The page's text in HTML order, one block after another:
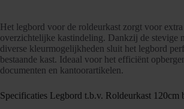
Het legbord voor de roldeurkast zorgt voor
overzichtelijke kastindeling. Dankzij de stevige
diverse kleurmogelijkheden sluit het legbord
bestaande kast. Ideaal voor het efficiënt
documenten en kantoorartikelen.
Specificaties Legbord t.b.v. Roldeurkast 120cm